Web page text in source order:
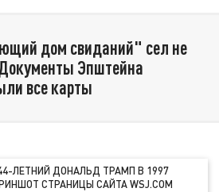
дом свиданий" сел не
Эпштейна
все карты
ЛЕТНИЙ ДОНАЛЬД ТРАМП В 1997
СТРАНИЦЫ САЙТА WSJ.COM